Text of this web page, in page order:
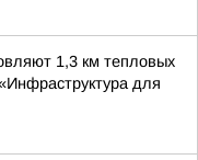
1,3 км тепловых
для